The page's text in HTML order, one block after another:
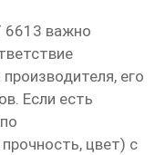
6613 важно
его
Если есть
цвет) с